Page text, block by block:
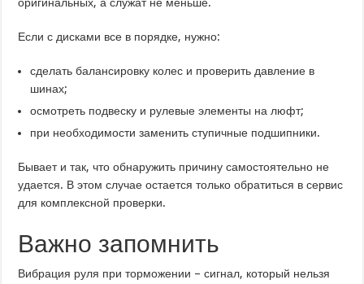
оригинальных, а служат не меньше.
Если с дисками все в порядке, нужно:
сделать балансировку колес и проверить давление в
шинах;
осмотреть подвеску и рулевые элементы на люфт;
при необходимости заменить ступичные подшипники.
Бывает и так, что обнаружить причину самостоятельно не
удается. В этом случае остается только обратиться в сервис
для комплексной проверки.
Важно запомнить
Вибрация руля при торможении – сигнал, который нельзя